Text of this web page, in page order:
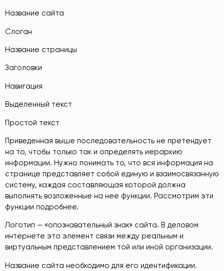
Название сайта
Слоган
Название страницы
Заголовки
Навигация
Выделенный текст
Простой текст
Приведенная выше последовательность не претендует
на то, чтобы только так и определять иерархию
информации. Нужно понимать то, что вся информация на
странице представляет собой единую и взаимосвязанную
систему, каждая составляющая которой должна
выполнять возложенные на нее функции. Рассмотрим эти
функции подробнее.
Логотип — «опознавательный знак» сайта. В деловом
интернете это элемент связи между реальным и
виртуальным представлением той или иной организации.
Название сайта необходимо для его идентификации.